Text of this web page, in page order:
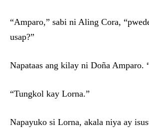
“Amparo,” sabi ni Aling Cora,
usap?”
Napataas ang kilay ni Doña Amparo.
“Tungkol kay Lorna.”
Napayuko si Lorna, akala niya ay